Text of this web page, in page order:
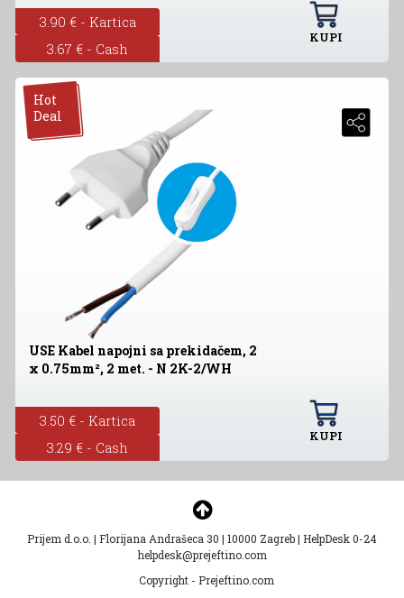
3.90 € - Kartica
3.67 € - Cash
KUPI
Hot
Deal
USE Kabel napojni sa prekidačem, 2
x 0.75mm², 2 met. - N 2K-2/WH
3.50 € - Kartica
3.29 € - Cash
KUPI
Prijem d.o.o. | Florijana Andrašeca 30 | 10000 Zagreb| HelpDesk 0-24
helpdesk@prejeftino.com
Copyright - Prejeftino.com